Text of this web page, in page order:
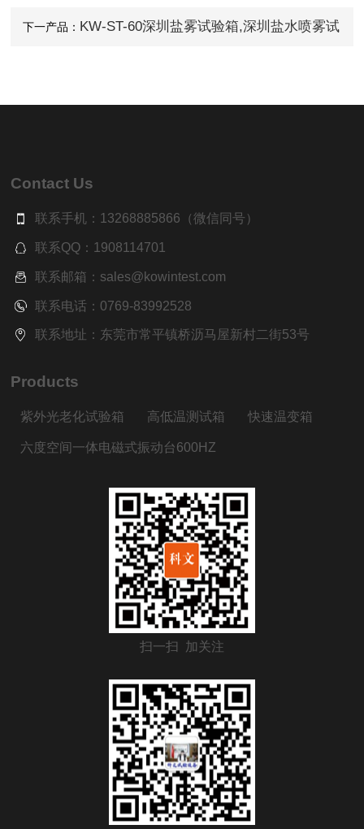
下一产品： KW-ST-60深圳盐雾试验箱,深圳盐水喷雾试
Contact Us
联系手机：13268885866（微信同号）
联系QQ：1908114701
联系邮箱：sales@kowintest.com
联系电话：0769-83992528
联系地址：东莞市常平镇桥沥马屋新村二街53号
Products
紫外光老化试验箱 高低温测试箱 快速温变箱
六度空间一体电磁式振动台600HZ
扫一扫 加关注